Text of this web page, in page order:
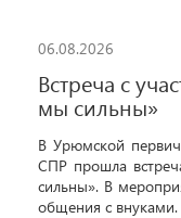
06.08.2026
Встреча с
мы сильны»
В Урюмской
СПР прошла
сильны». В
общения с внуками.